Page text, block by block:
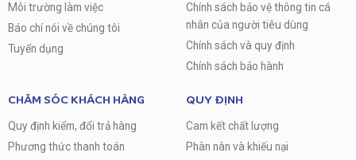
Môi trường làm việc
Báo chí nói về chúng tôi
Tuyển dụng
Chính sách bảo vệ thông tin cá
nhân của người tiêu dùng
Chính sách và quy định
Chính sách bảo hành
CHĂM SÓC KHÁCH HÀNG
Quy định kiểm, đổi trả hàng
Phương thức thanh toán
QUY ĐỊNH
Cam kết chất lượng
Phàn nàn và khiếu nại